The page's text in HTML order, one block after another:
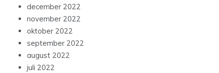
december 2022
november 2022
oktober 2022
september 2022
august 2022
juli 2022